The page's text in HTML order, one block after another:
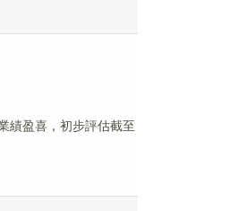
績盈喜，初步評估截至